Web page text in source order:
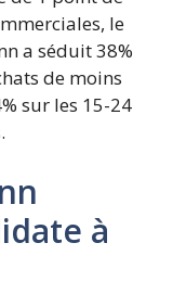
le
a séduit 38%
de moins
sur les 15-24
à